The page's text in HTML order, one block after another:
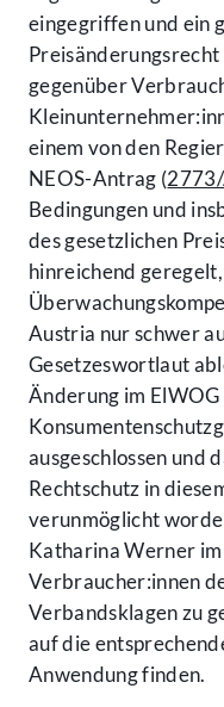
eingegriffen und ein
gegenüber
einem von den
NEOS-Antrag (
Bedingungen und
des gesetzlichen
hinreichend
Austria nur schwer
Gesetzeswortlaut
Änderung im
ausgeschlossen und
Rechtschutz in
verunmöglicht
Katharina Werner im
Verbraucher:innen
Verbandsklagen zu
auf die
Anwendung finden.